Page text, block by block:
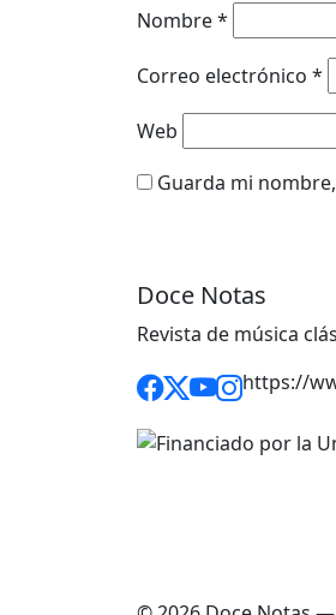
Nombre*
Correo electrónico *
Web
Guarda mi
Doce Notas
Revista de música
https://